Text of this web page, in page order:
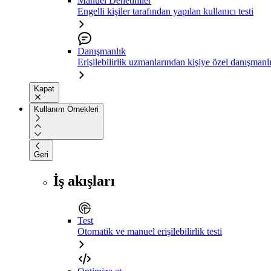
Engelli kişiler tarafından yapılan kullanıcı testi
Danışmanlık
Erişilebilirlik uzmanlarından kişiye özel
Kapat
Kullanım Örnekleri
Geri
İş akışları
Test
Otomatik ve manuel erişilebilirlik testi